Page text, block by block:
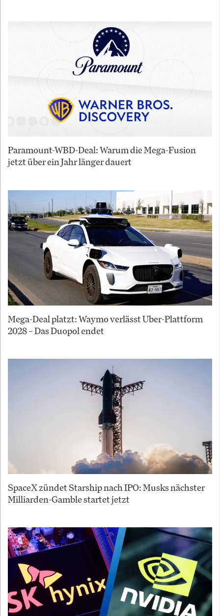
Paramount-WBD-Deal: Warum die Mega-Fusion
jetzt über ein Jahr länger dauert
Mega-Deal platzt: Waymo verlässt Uber-Plattform
2028 – Das Duopol endet
SpaceX zündet Starship nach IPO: Musks nächster
Milliarden-Gamble startet jetzt